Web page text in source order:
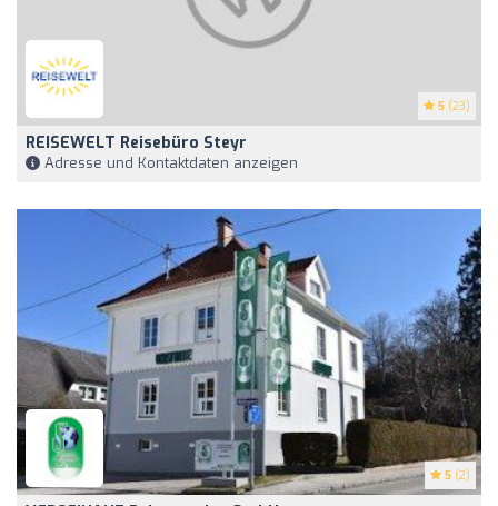
5 (23)
REISEWELT Reisebüro Steyr
Adresse und Kontaktdaten anzeigen
5 (2)